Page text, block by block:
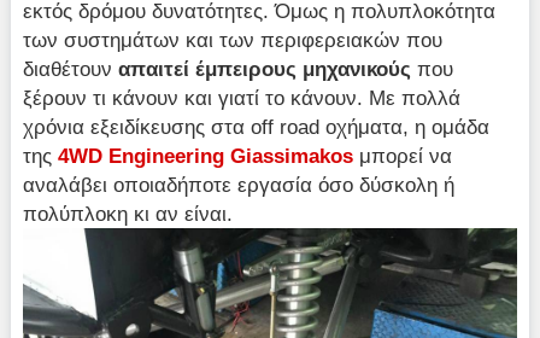
εκτός δρόμου δυνατότητες. Όμως η πολυπλοκότητα
των συστημάτων και των περιφερειακών που
διαθέτουναπαιτεί έμπειρους μηχανικούς που
ξέρουν τι κάνουν και γιατί το κάνουν. Με πολλά
χρόνια εξειδίκευσης στα off road οχήματα, η ομάδα
της4WD Engineering Giassimakos μπορεί να
αναλάβει οποιαδήποτε εργασία όσο δύσκολη ή
πολύπλοκη κι αν είναι.